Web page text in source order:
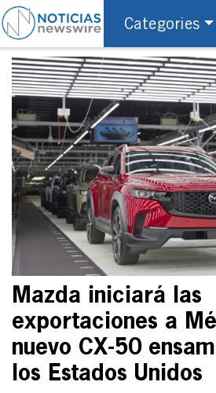
Categories
Mazda iniciará las
exportaciones a
nuevo CX-50
los Estados Unidos